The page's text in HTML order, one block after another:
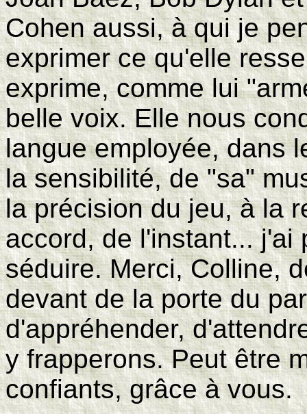
Cohen aussi, à qui je
exprimer ce qu'elle
exprime, comme lui
belle voix. Elle nous
langue employée, dans
la sensibilité, de "sa"
la précision du jeu, à la
accord, de l'instant... j'ai
séduire. Merci, Colline,
devant de la porte du
d'appréhender,
y frapperons. Peut être
confiants, grâce à vous.